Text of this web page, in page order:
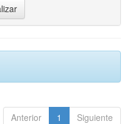
Anterior 1 Siguiente